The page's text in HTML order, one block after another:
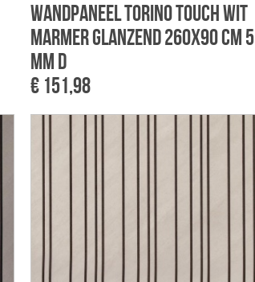
Wandpaneel Torino touch wit
marmer glanzend 260x90 cm 5
mm d
€ 151,98